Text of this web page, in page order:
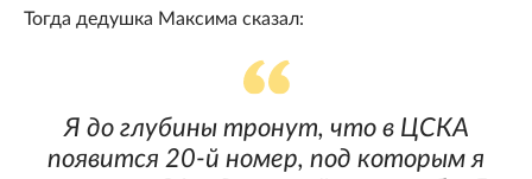
Тогда дедушка Максима сказал:
Я до глубины тронут, что в ЦСКА
появится 20-й номер, под которым я